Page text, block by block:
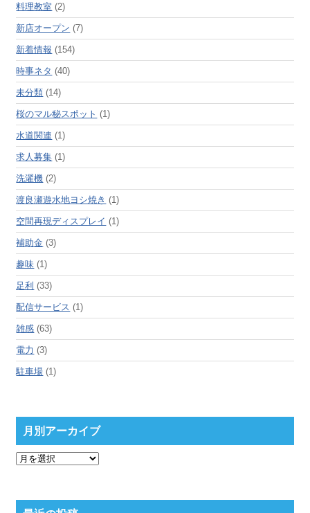
料理教室 (2)
新店オープン (7)
新着情報 (154)
時事ネタ (40)
未分類 (14)
桜のマル秘スポット (1)
水道関連 (1)
求人募集 (1)
洗濯機 (2)
渡良瀬遊水地ヨシ焼き (1)
空間再現ディスプレイ (1)
補助金 (3)
趣味 (1)
足利 (33)
配信サービス (1)
雑感 (63)
電力 (3)
駐車場 (1)
月別アーカイブ
月
ー
カ